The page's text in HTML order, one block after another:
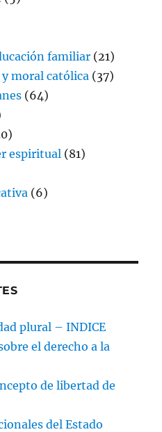
familiar (21)
y moral católica (37)
(64)
espiritual (81)
(6)
plural – INDICE
el derecho a la
de libertad de
del Estado